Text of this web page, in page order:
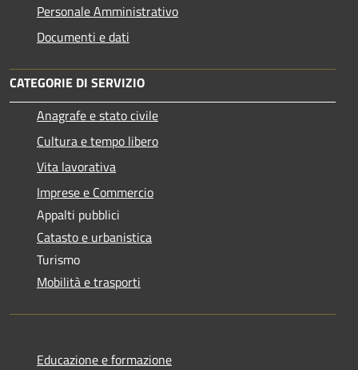
Personale Amministrativo
Documenti e dati
CATEGORIE DI SERVIZIO
Anagrafe e stato civile
Cultura e tempo libero
Vita lavorativa
Imprese e Commercio
Appalti pubblici
Catasto e urbanistica
Turismo
Mobilità e trasporti
Educazione e formazione